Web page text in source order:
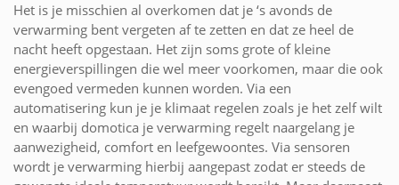
Het is je misschien al overkomen dat je ‘s avonds de
verwarming bent vergeten af te zetten en dat ze heel de
nacht heeft opgestaan. Het zijn soms grote of kleine
energieverspillingen die wel meer voorkomen, maar die ook
evengoed vermeden kunnen worden. Via een
automatisering kun je je klimaat regelen zoals je het zelf wilt
en waarbij domotica je verwarming regelt naargelang je
aanwezigheid, comfort en leefgewoontes. Via sensoren
wordt je verwarming hierbij aangepast zodat er steeds de